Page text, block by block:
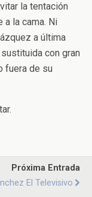
la tentación
a la cama. Ni
a última
con gran
fuera de su
Próxima Entrada
El Televisivo